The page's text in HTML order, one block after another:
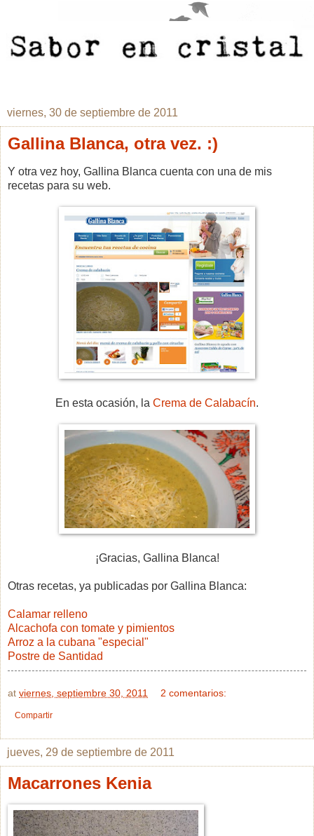
viernes, 30 de septiembre de 2011
Gallina Blanca, otra vez. :)
Y otra vez hoy, Gallina Blanca cuenta con una de mis
recetas para su web.
En esta ocasión, la Crema de Calabacín.
¡Gracias, Gallina Blanca!
Otras recetas, ya publicadas por Gallina Blanca:
Calamar relleno
Alcachofa con tomate y pimientos
Arroz a la cubana "especial"
Postre de Santidad
at viernes, septiembre 30, 2011 2 comentarios:
Compartir
jueves, 29 de septiembre de 2011
Macarrones Kenia